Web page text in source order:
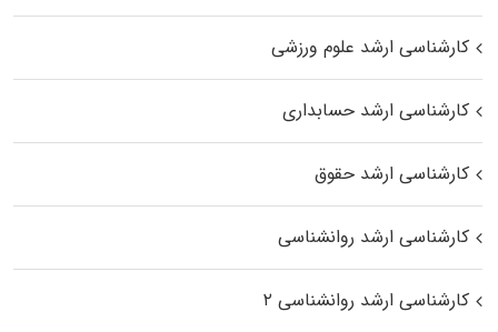
کارشناسی ارشد علوم ورزشی
کارشناسی ارشد حسابداری
کارشناسی ارشد حقوق
کارشناسی ارشد روانشناسی
کارشناسی ارشد روانشناسی ۲